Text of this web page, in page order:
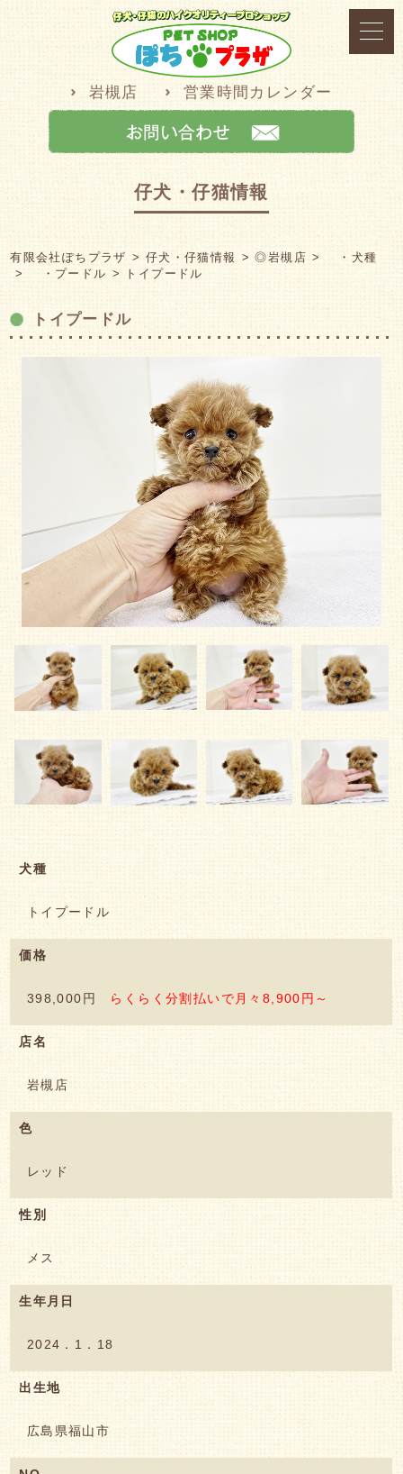
岩槻店 営業時間カレンダー
仔犬・仔猫情報
有限会社ぽちプラザ 仔犬・仔猫情報 ◎岩槻店
・犬種
・プードル
トイプードル
トイプードル
犬種
トイプードル
価格
398,000円 らくらく分割払いで月々8,900円～
店名
岩槻店
色
レッド
性別
メス
生年月日
2024．1．18
出生地
広島県福山市